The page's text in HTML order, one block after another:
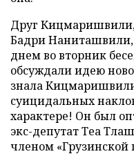
Друг
Бадри Наниташвили,
днем во вторник
обсуждали идею
знала
суицидальных
характере! Он был
экс-депутат Теа
членом «Грузинской